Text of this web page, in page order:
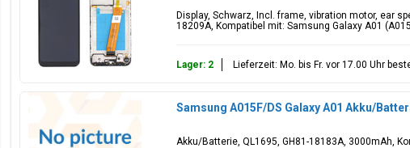
Display, Schwarz, Incl. frame, vibration motor, ear
18209A, Kompatibel mit: Samsung Galaxy A01
Lager: 2 Lieferzeit: Mo. bis Fr. vor 17.00 Uhr
Samsung A015F/DS Galaxy A01 Akku/
Akku/Batterie, QL1695, GH81-18183A, 3000mAh,